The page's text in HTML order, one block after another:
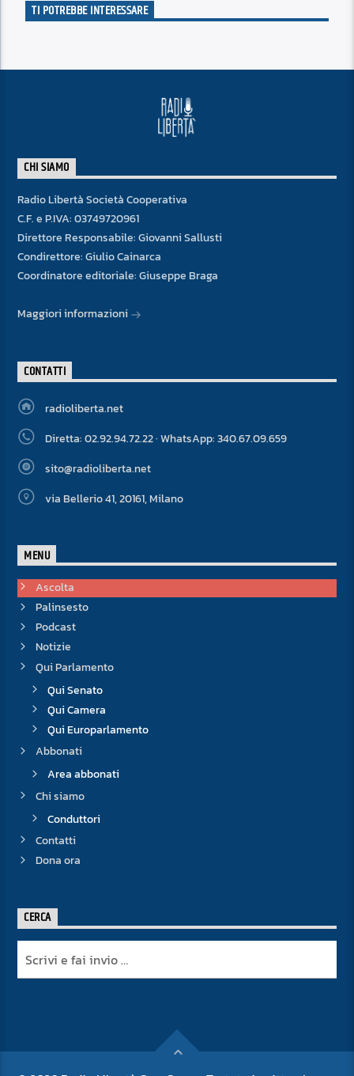
TI POTREBBE INTERESSARE
CHI SIAMO
Radio Libertà Società Cooperativa
C.F. e P.IVA: 03749720961
Direttore Responsabile: Giovanni Sallusti
Condirettore: Giulio Cainarca
Coordinatore editoriale: Giuseppe Braga
Maggiori informazioni
CONTATTI
radioliberta.net
Diretta: 02.92.94.72.22 · WhatsApp: 340.67.09.659
sito@radioliberta.net
via Bellerio 41, 20161, Milano
MENU
Ascolta
Palinsesto
Podcast
Notizie
Qui Parlamento
Qui Senato
Qui Camera
Qui Europarlamento
Abbonati
Area abbonati
Chi siamo
Conduttori
Contatti
Dona ora
CERCA